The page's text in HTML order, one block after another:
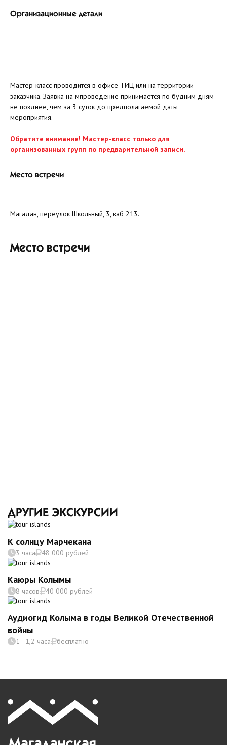
Организационные детали
Мастер-класс проводится в офисе ТИЦ или на территории
заказчика. Заявка на мпроведение принимается по будним дням
не позднее, чем за 3 суток до предполагаемой даты
мероприятия.
Обратите внимание! Мастер-класс только для
организованных групп по предварительной записи.
Место встречи
Магадан, переулок Школьный, 3, каб 213.
Место встречи
ДРУГИЕ ЭКСКУРСИИ
К солнцу Марчекана
3 часа 48 000 рублей
Каюры Колымы
8 часов 40 000 рублей
Аудиогид Колыма в годы Великой Отечественной
войны
1 - 1,2 часа бесплатно